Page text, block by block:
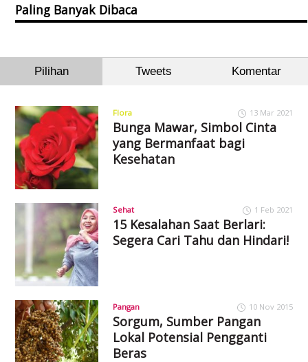
Paling Banyak Dibaca
Pilihan Tweets Komentar
Flora 13 Mar 2021
Bunga Mawar, Simbol Cinta
yang Bermanfaat bagi
Kesehatan
Sehat 1 Feb 2021
15 Kesalahan Saat Berlari:
Segera Cari Tahu dan Hindari!
Pangan 10 Nov 2015
Sorgum, Sumber Pangan
Lokal Potensial Pengganti
Beras